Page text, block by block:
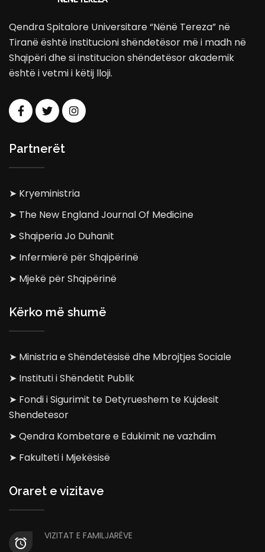
Qendra Spitalore Universitare “Nënë Tereza” në
Tiranë është institucioni shëndetësor më i madh në
Shqipëri dhe si institucion shëndetësor akademik
është i vetmi i këtij lloji.
Partnerët
➤ Kryeministria
➤ The New England Journal Of Medicine
➤ Shqiperia Jo Duhanit
➤ Infermierë për Shqipërinë
➤ Mjekë për Shqipërinë
Kërko më shumë
➤ Ministria e Shëndetësisë dhe Mbrojtjes Sociale
➤ Instituti i Shëndetit Publik
➤ Fondi i Sigurimit te Detyrueshem te Kujdesit
Shendetesor
➤ Qendra Kombetare e Edukimit ne vazhdim
➤ Fakulteti i Mjekësisë
Oraret e vizitave
VIZITAT E FAMILJARËVE